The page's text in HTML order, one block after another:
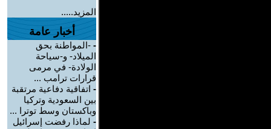
المزيد.....
أخبار عامة
- -المواطنة بحق
الميلاد- و-سياحة
الولادة- في مرمى
قرارات ترامب ...
- اتفاقية دفاعية مرتقبة
بين السعودية وتركيا
وباكستان وسط توترا ...
- لماذا رفضت إسرائيل